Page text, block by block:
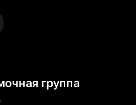
группа